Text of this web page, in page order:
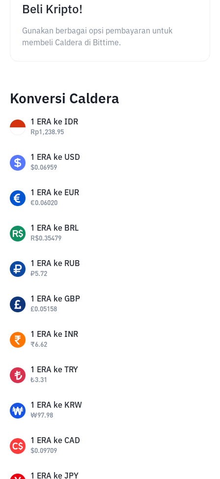
Beli Kripto!
Gunakan berbagai opsi pembayaran untuk
membeli Caldera di Bittime.
Konversi Caldera
1 ERA ke IDR
Rp1,238.95
1 ERA ke USD
$0.06959
1 ERA ke EUR
€0.06020
1 ERA ke BRL
R$0.35479
1 ERA ke RUB
₽5.72
1 ERA ke GBP
£0.05158
1 ERA ke INR
₹6.62
1 ERA ke TRY
₺3.31
1 ERA ke KRW
₩97.98
1 ERA ke CAD
$0.09709
1 ERA ke JPY